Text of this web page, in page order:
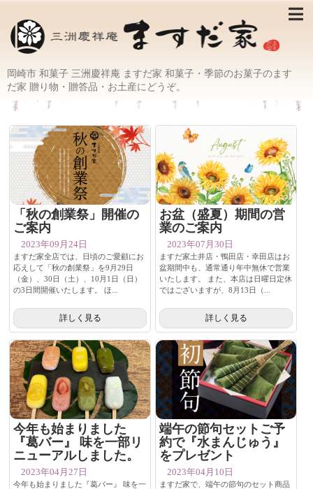
岡崎市 和菓子 三洲慶祥庵 ますだ家 和菓子・季節のお菓子のます
だ家 贈り物・贈答品・お土産にどうぞ。
「秋の創業祭」開催の
ご案内
2023年09月24日
ますだ家全店では、日頃のご愛顧にお
応えして「秋の創業祭」を9月29日
（金）、30日（土）、10月1日（日）
の3日間開催いたします。 ほ...
詳しく見る
お盆（盛夏）期間の営
業のご案内
2023年07月30日
ますだ家土井店・鴨田店・幸田店はお
盆期間中も、通常通り年中無休で営業
いたします。 また、本店は日曜日定休
ではございますが、8月13日（...
詳しく見る
今年も始まりました
『葛バー』 味を一部リ
ニューアルしました。
2023年04月27日
今年も始まりました『葛バー』 味を一
端午の節句セットご予
約で『水まんじゅう』
をプレゼント
2023年04月10日
ますだ家で、端午の節句のセット商品